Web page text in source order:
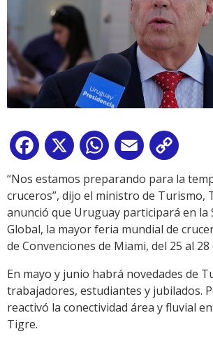
Facebook
X WhatsApp
Email
Link
“Nos estamos preparando para la
cruceros”, dijo el ministro de Turismo,
anunció que Uruguay participará en la
Global, la mayor feria mundial de
de Convenciones de Miami, del 25 al 28
En mayo y junio habrá novedades de
trabajadores, estudiantes y jubilados.
reactivó la conectividad área y fluvial
Tigre.